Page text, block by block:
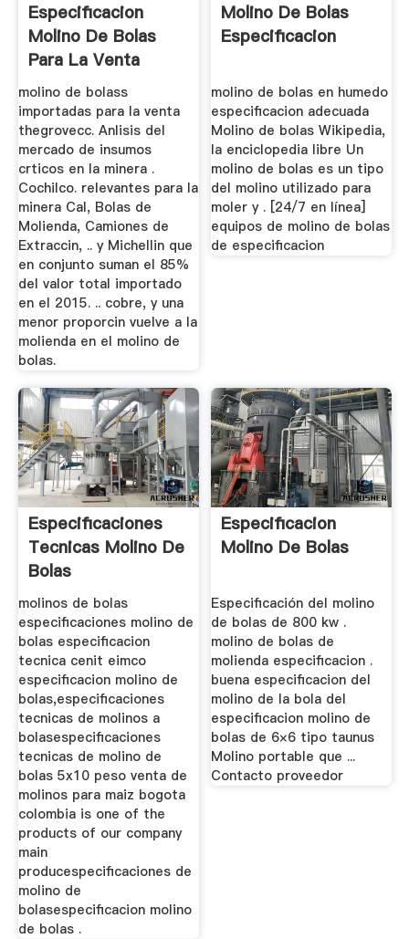
Especificacion
Molino De Bolas
Para La Venta
molino de bolass
importadas para la venta
thegrovecc. Anlisis del
mercado de insumos
crticos en la minera .
Cochilco. relevantes para la
minera Cal, Bolas de
Molienda, Camiones de
Extraccin, .. y Michellin que
en conjunto suman el 85%
del valor total importado
en el 2015. .. cobre, y una
menor proporcin vuelve a la
molienda en el molino de
bolas.
Molino De Bolas
Especificacion
molino de bolas en humedo
especificacion adecuada
Molino de bolas Wikipedia,
la enciclopedia libre Un
molino de bolas es un tipo
del molino utilizado para
moler y . [24/7 en línea]
equipos de molino de bolas
de especificacion
Especificaciones
Tecnicas Molino De
Bolas
molinos de bolas
especificaciones molino de
bolas especificacion
tecnica cenit eimco
especificacion molino de
bolas,especificaciones
tecnicas de molinos a
bolasespecificaciones
tecnicas de molino de
bolas 5x10 peso venta de
molinos para maiz bogota
colombia is one of the
products of our company
main
producespecificaciones de
molino de
bolasespecificacion molino
de bolas .
Especificacion
Molino De Bolas
Especificación del molino
de bolas de 800 kw .
molino de bolas de
molienda especificacion .
buena especificacion del
molino de la bola del
especificacion molino de
bolas de 6×6 tipo taunus
Molino portable que ...
Contacto proveedor